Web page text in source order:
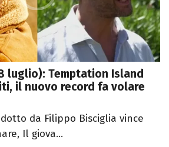
luglio): Temptation Island
il nuovo record fa volare
da Filippo Bisciglia vince
Il giova...